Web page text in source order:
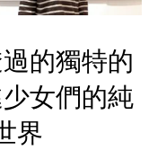
的獨特的
女們的純
界